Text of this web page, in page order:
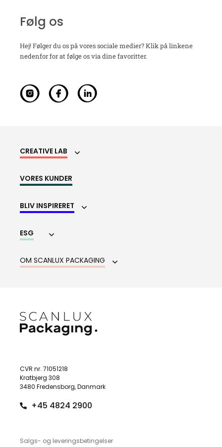
Følg os
Hej! Følger du os på vores sociale medier? Klik på linkene
nedenfor for at følge os via dine favoritter.
CREATIVE LAB
VORES KUNDER
BLIV INSPIRERET
ESG
OM SCANLUX PACKAGING
CVR nr. 71051218
Kratbjerg 308
3480 Fredensborg, Danmark
+45 4824 2900
Salgs- og leveringsbetingelser